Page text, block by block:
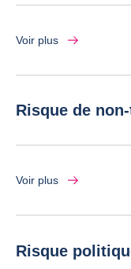
Voir plus
Risque de
Voir plus
Risque